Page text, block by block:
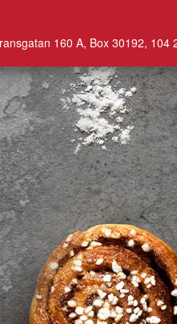
160 A, Box 30192, 104